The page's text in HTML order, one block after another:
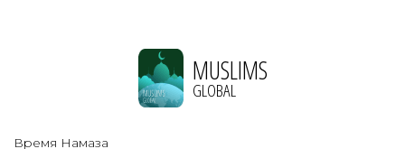
MUSLIMS
GLOBAL
Время Намаза